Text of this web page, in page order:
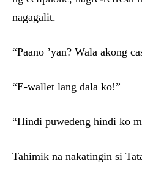
nagagalit.
“Paano ’yan? Wala akong
“E-wallet lang dala ko!”
“Hindi puwedeng hindi ko
Tahimik na nakatingin si